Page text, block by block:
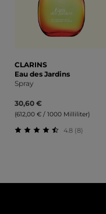
CLARINS
Eau des Jardins
Spray
30,60 €
(612,00 € / 1000 Milliliter)
Durchschnittliche
4.8 (8)